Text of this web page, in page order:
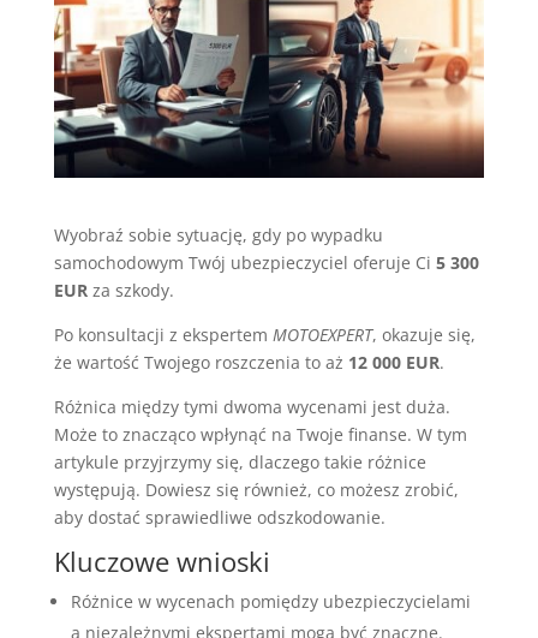
Wyobraź sobie sytuację, gdy po wypadku
samochodowym Twój ubezpieczyciel oferuje Ci 5 300
EURza szkody.
Po konsultacji z ekspertem MOTOEXPERT, okazuje się,
że wartość Twojego roszczenia to aż 12 000 EUR.
Różnica między tymi dwoma wycenami jest duża.
Może to znacząco wpłynąć na Twoje finanse. W tym
artykule przyjrzymy się, dlaczego takie różnice
występują. Dowiesz się również, co możesz zrobić,
aby dostać sprawiedliwe odszkodowanie.
Kluczowe wnioski
Różnice w wycenach pomiędzy ubezpieczycielami
a niezależnymi ekspertami mogą być znaczne.